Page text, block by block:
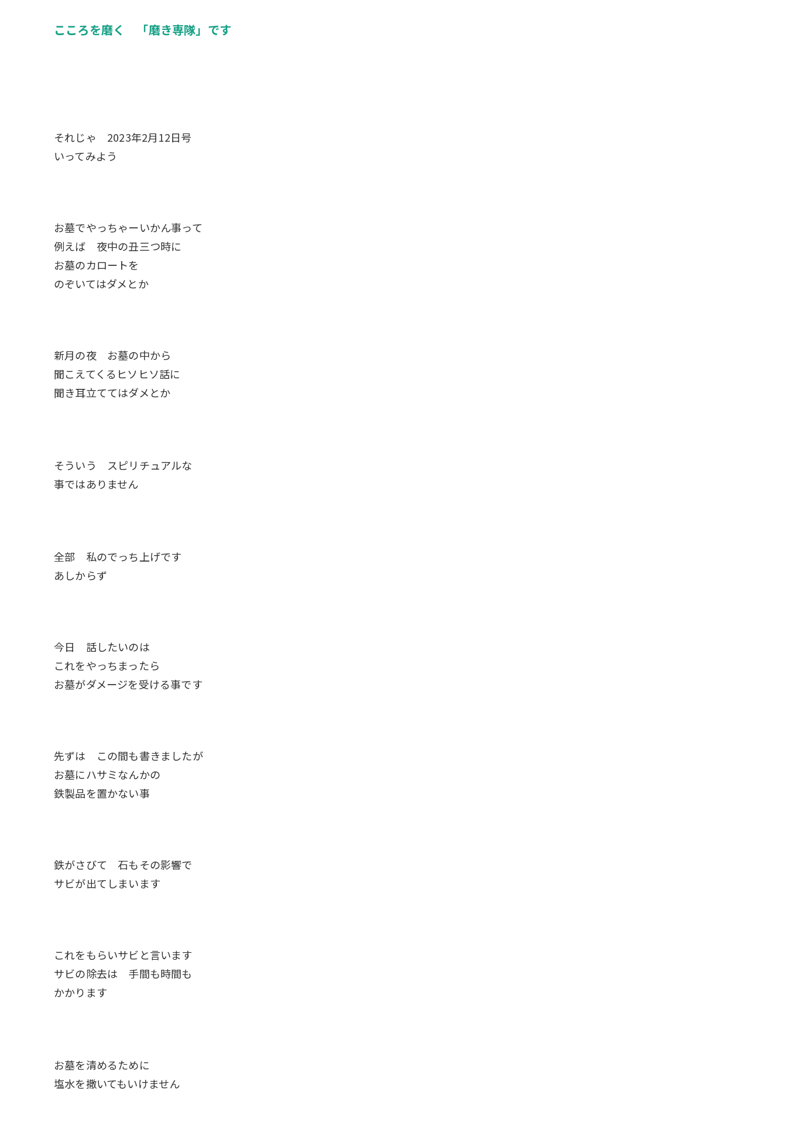
こころを磨く 「磨き専隊」です
それじゃ 2023年2月12日号
いってみよう
お墓でやっちゃーいかん事って
例えば 夜中の丑三つ時に
お墓のカロートを
のぞいてはダメとか
新月の夜 お墓の中から
聞こえてくるヒソヒソ話に
聞き耳立ててはダメとか
そういう スピリチュアルな
事ではありません
全部 私のでっち上げです
あしからず
今日 話したいのは
これをやっちまったら
お墓がダメージを受ける事です
先ずは この間も書きましたが
お墓にハサミなんかの
鉄製品を置かない事
鉄がさびて 石もその影響で
サビが出てしまいます
これをもらいサビと言います
サビの除去は 手間も時間も
かかります
お墓を清めるために
塩水を撒いてもいけません